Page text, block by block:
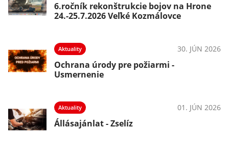
6.ročník rekonštrukcie bojov na Hrone
24.-25.7.2026 Veľké Kozmálovce
Aktuality 30. JÚN 2026
Ochrana úrody pre požiarmi -
Usmernenie
Aktuality 01. JÚN 2026
Állásajánlat - Zselíz